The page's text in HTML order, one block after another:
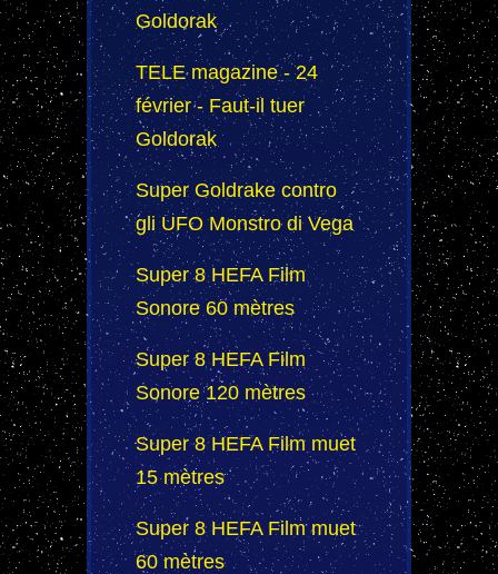
Goldorak
TELE magazine - 24
février - Faut-il tuer
Goldorak
Super Goldrake contro
gli UFO Monstro di Vega
Super 8 HEFA Film
Sonore 60 mètres
Super 8 HEFA Film
Sonore 120 mètres
Super 8 HEFA Film muet
15 mètres
Super 8 HEFA Film muet
60 mètres